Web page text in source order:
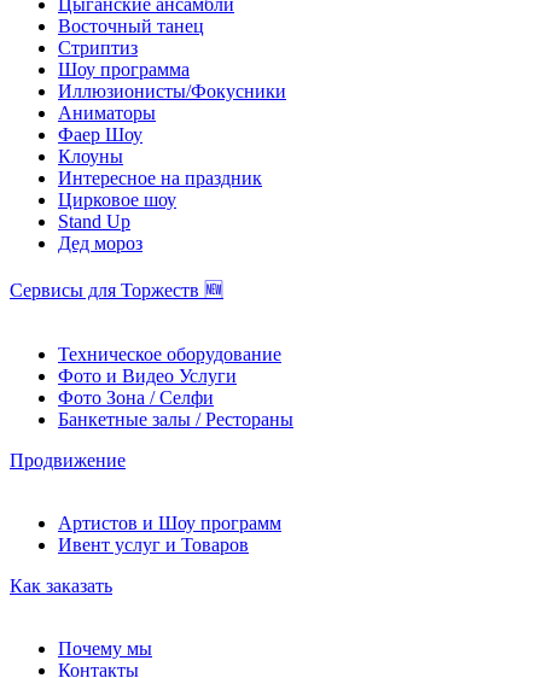
Цыганские ансамбли
Восточный танец
Стриптиз
Шоу программа
Иллюзионисты/Фокусники
Аниматоры
Фаер Шоу
Клоуны
Интересное на праздник
Цирковое шоу
Stand Up
Дед мороз
Сервисы для Торжеств 🆕
Техническое оборудование
Фото и Видео Услуги
Фото Зона / Селфи
Банкетные залы / Рестораны
Продвижение
Артистов и Шоу программ
Ивент услуг и Товаров
Как заказать
Почему мы
Контакты